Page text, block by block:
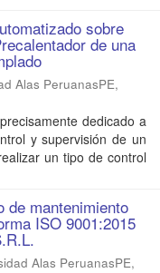
sobre
de una
Alas PeruanasPE,
dedicado a
y supervisión de un
un tipo de control
de mantenimiento
ISO 9001:2015
Alas PeruanasPE,